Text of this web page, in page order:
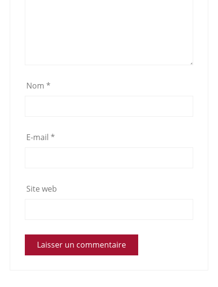
Nom *
E-mail *
Site web